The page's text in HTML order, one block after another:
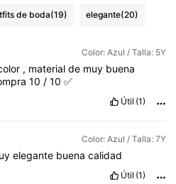
de boda(19) elegante(20)
Color: Azul / Talla: 5Y
, material de muy buena
10 /10✅
Útil (1)
Color: Azul / Talla: 7Y
elegante buena calidad
Útil (1)